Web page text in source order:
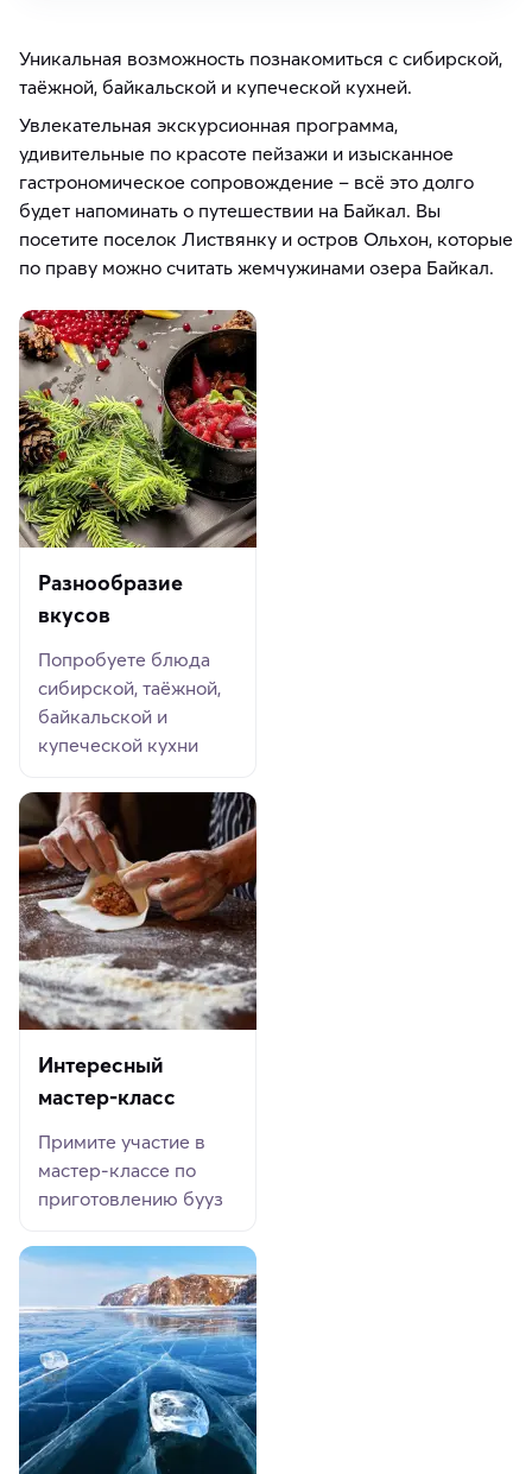
Уникальная возможность познакомиться с сибирской,
таёжной, байкальской и купеческой кухней.
Увлекательная экскурсионная программа,
удивительные по красоте пейзажи и изысканное
гастрономическое сопровождение – всё это долго
будет напоминать о путешествии на Байкал. Вы
посетите поселок Листвянку и остров Ольхон, которые
по праву можно считать жемчужинами озера Байкал.
Разнообразие
вкусов
Попробуете блюда
сибирской, таёжной,
байкальской и
купеческой кухни
Интересный
мастер-класс
Примите участие в
мастер-классе по
приготовлению бууз